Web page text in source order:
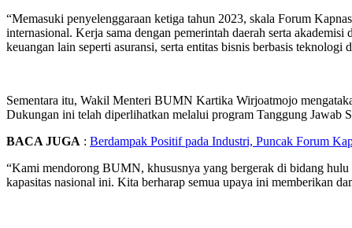
“Memasuki penyelenggaraan ketiga tahun 2023, skala Forum
internasional. Kerja sama dengan pemerintah daerah serta
keuangan lain seperti asuransi, serta entitas bisnis berbasis
Sementara itu, Wakil Menteri BUMN Kartika Wirjoatmojo
Dukungan ini telah diperlihatkan melalui program Tanggung
BACA JUGA : Berdampak Positif pada Industri, Puncak Forum
“Kami mendorong BUMN, khususnya yang bergerak di bidang hulu
kapasitas nasional ini. Kita berharap semua upaya ini memberikan